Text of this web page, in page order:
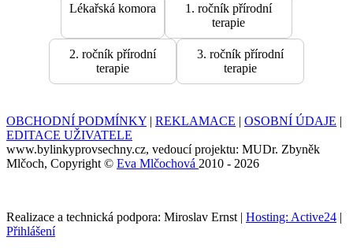
Lékařská komora
1. ročník přírodní
terapie
2. ročník přírodní
terapie
3. ročník přírodní
terapie
OBCHODNÍ PODMÍNKY | REKLAMACE | OSOBNÍ ÚDAJE |
EDITACE UŽIVATELE
www.bylinkyprovsechny.cz, vedoucí projektu: MUDr. Zbyněk
Mlčoch, Copyright © Eva Mlčochová 2010 - 2026
Realizace a technická podpora: Miroslav Ernst | Hosting: Active24 |
Přihlášení